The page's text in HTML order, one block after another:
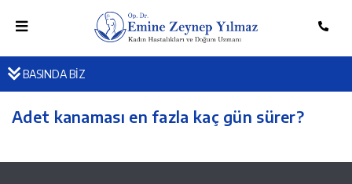
BASINDA BİZ
Adet kanaması en fazla kaç gün sürer?